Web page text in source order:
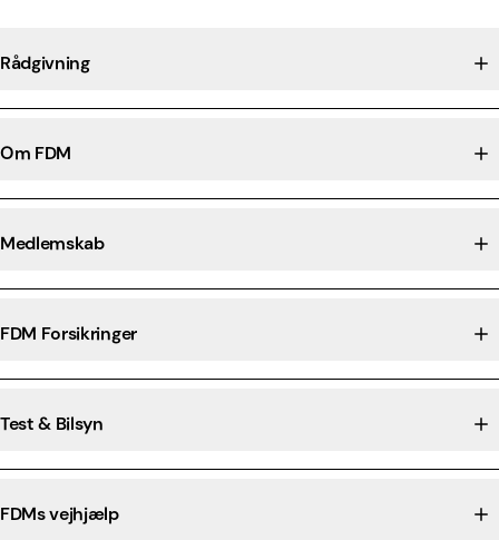
Rådgivning
Om FDM
Medlemskab
FDM Forsikringer
Test & Bilsyn
FDMs vejhjælp